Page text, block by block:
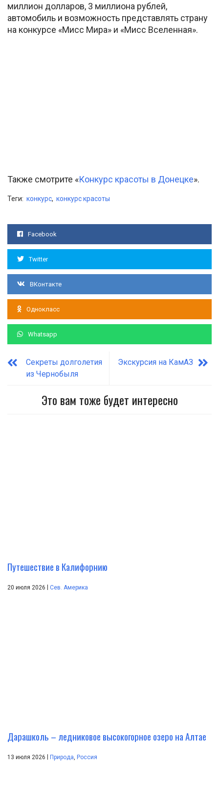
миллион долларов, 3 миллиона рублей,
автомобиль и возможность представлять страну
на конкурсе «Мисс Мира» и «Мисс Вселенная».
Также смотрите «Конкурс красоты в Донецке».
Теги: конкурс, конкурс красоты
Facebook
Twitter
ВКонтакте
Однокласс
Whatsapp
Секреты долголетия
из Чернобыля
Экскурсия на КамАЗ
Это вам тоже будет интересно
Путешествие в Калифорнию
20 июля 2026 Сев. Америка
Дарашколь – ледниковое высокогорное озеро на Алтае
13 июля 2026 Природа, Россия